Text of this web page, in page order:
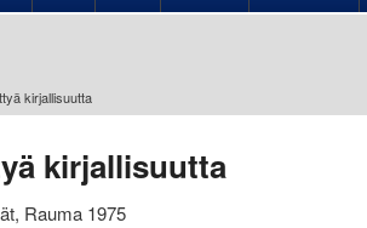
kirjallisuutta
kirjallisuutta
Rauma 1975